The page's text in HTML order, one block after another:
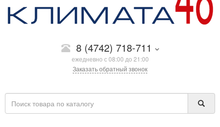
8 (4742) 718-711
ежедневно с 08:00 до 21:00
Заказать обратный звонок